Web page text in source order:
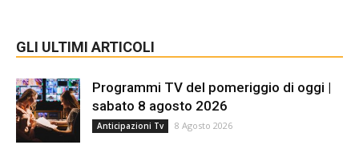
GLI ULTIMI ARTICOLI
Programmi TV del pomeriggio di oggi |
sabato 8 agosto 2026
Anticipazioni Tv 8 Agosto 2026